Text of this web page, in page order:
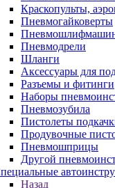
Краскопульты,
Пневмогайковерты
Пневмодрели
Шланги
Аксессуары для
Разъемы и фитинги
Наборы
Пневмозубила
Пистолеты
Продувочные
Пневмошприцы
Другой
Назад